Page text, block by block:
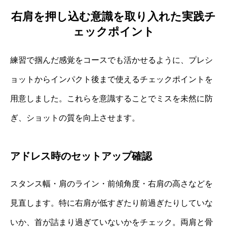
右肩を押し込む意識を取り入れた実践チ
ェックポイント
練習で掴んだ感覚をコースでも活かせるように、プレシ
ョットからインパクト後まで使えるチェックポイントを
用意しました。これらを意識することでミスを未然に防
ぎ、ショットの質を向上させます。
アドレス時のセットアップ確認
スタンス幅・肩のライン・前傾角度・右肩の高さなどを
見直します。特に右肩が低すぎたり前過ぎたりしていな
いか、首が詰まり過ぎていないかをチェック。両肩と骨